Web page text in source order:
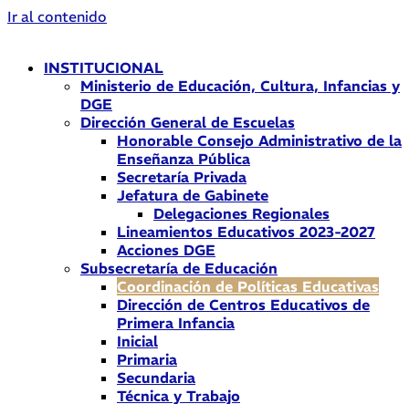
Ir al contenido
INSTITUCIONAL
Ministerio de Educación, Cultura, Infancias y
DGE
Dirección General de Escuelas
Honorable Consejo Administrativo de la
Enseñanza Pública
Secretaría Privada
Jefatura de Gabinete
Delegaciones Regionales
Lineamientos Educativos 2023-2027
Acciones DGE
Subsecretaría de Educación
Coordinación de Políticas Educativas
Dirección de Centros Educativos de
Primera Infancia
Inicial
Primaria
Secundaria
Técnica y Trabajo